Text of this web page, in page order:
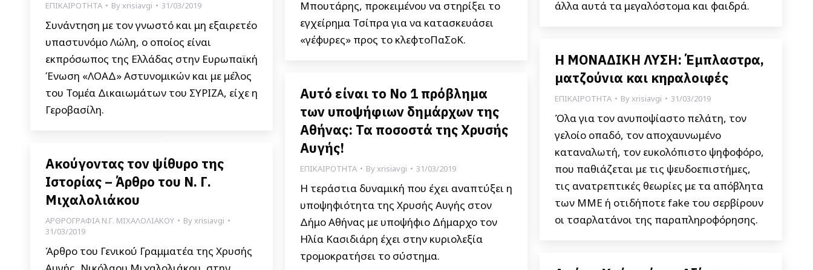
άλλα αυτά τα μεγαλόστομα και φαιδρά.
Μπουτάρης, προκειμένου να στηρίξει το
εγχείρημα Τσίπρα για να κατασκευάσει
«γέφυρες» προς το κλεφτοΠαΣοΚ.
ΕΠΙΚΑΙΡΟΤΗΤΑ Byxrisiavgi 31/03/2019
Συνάντηση με τον γνωστό και μη εξαιρετέο
υπαστυνόμο Λώλη, ο οποίος είναι
εκπρόσωπος της Ελλάδας στην Ευρωπαϊκή
Ένωση «ΛΟΑΔ» Αστυνομικών και με μέλος
του Τομέα Δικαιωμάτων του ΣΥΡΙΖΑ, είχε η
Γεροβασίλη.
Η ΜΟΝΑΔΙΚΗ ΛΥΣΗ: Έμπλαστρα,
ματζούνια και κηραλοιφές
ΕΠΙΚΑΙΡΟΤΗΤΑ Byxrisiavgi 31/03/2019
Όλα για τον ανυποψίαστο πελάτη, τον
γελοίο οπαδό, τον αποχαυνωμένο
καταναλωτή, τον ευκολόπιστο ψηφοφόρο,
που παθιάζεται με τις ψευδοεπιστήμες,
τις ανατρεπτικές θεωρίες με τα απόβλητα
των ΜΜΕ ή οτιδήποτε fake του σερβίρουν
οι τσαρλατάνοι της παραπληροφόρησης.
Αυτό είναι το Νο 1 πρόβλημα
των υποψήφιων δημάρχων της
Αθήνας: Τα ποσοστά της Χρυσής
Αυγής!
ΕΠΙΚΑΙΡΟΤΗΤΑ Byxrisiavgi 31/03/2019
Η τεράστια δυναμική που έχει αναπτύξει η
υποψηφιότητα της Χρυσής Αυγής στον
Δήμο Αθήνας με υποψήφιο Δήμαρχο τον
Ηλία Κασιδιάρη έχει στην κυριολεξία
τρομοκρατήσει το σύστημα.
Ακούγοντας τον ψίθυρο της
Ιστορίας – Άρθρο του Ν. Γ.
Μιχαλολιάκου
ΑΡΘΡΟΓΡΑΦΙΑ Ν.Γ. ΜΙΧΑΛΟΛΙΑΚΟΥ Byxrisiavgi
31/03/2019
Άρθρο του Γενικού Γραμματέα της Χρυσής